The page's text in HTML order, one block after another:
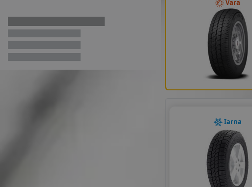
Vara
Iarna